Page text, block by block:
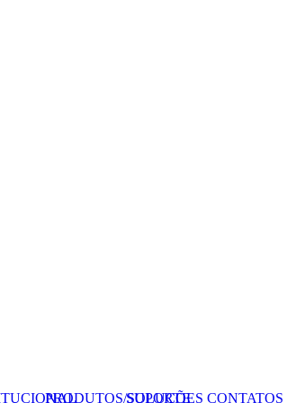
PRODUTOS/SOLUÇÕES
SUPORTE CONTATOS